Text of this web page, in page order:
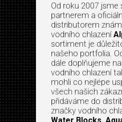
Od roku 2007 jsme
partnerem a
distributorem
vodního chlazení
sortiment je
našeho portfolia.
dále doplňujeme
vodního chlazení
mohli co nejlépe
všech našich
přidáváme do
značky vodního